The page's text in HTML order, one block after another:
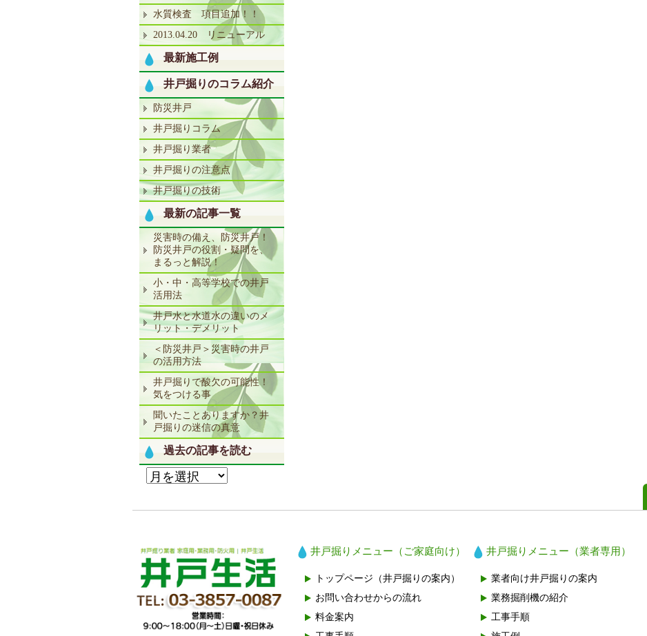
水質検査 項目追加！！
2013.04.20 リニューアル
最新施工例
井戸掘りのコラム紹介
防災井戸
井戸掘りコラム
井戸掘り業者
井戸掘りの注意点
井戸掘りの技術
最新の記事一覧
災害時の備え、防災井戸！
防災井戸の役割・疑問を、
まるっと解説！
小・中・高等学校での井戸
活用法
井戸水と水道水の違いのメ
リット・デメリット
＜防災井戸＞災害時の井戸
の活用方法
井戸掘りで酸欠の可能性！
気をつける事
聞いたことありますか？井
戸掘りの迷信の真意
過去の記事を読む
を
読
む
井戸掘りメニュー（ご家庭向け）
トップページ（井戸掘りの案内）
お問い合わせからの流れ
料金案内
井戸掘りメニュー（業者専用）
業者向け井戸掘りの案内
業務掘削機の紹介
工事手順